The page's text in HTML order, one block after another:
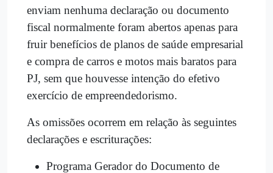
enviam nenhuma declaração ou documento
fiscal normalmente foram abertos apenas para
fruir benefícios de planos de saúde empresarial
e compra de carros e motos mais baratos para
PJ, sem que houvesse intenção do efetivo
exercício de empreendedorismo.
As omissões ocorrem em relação às seguintes
declarações e escriturações:
Programa Gerador do Documento de